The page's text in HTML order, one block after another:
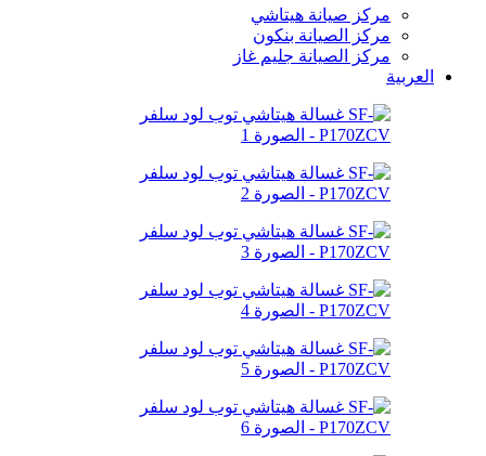
مركز صيانة هيتاشي
مركز الصيانة بنكون
مركز الصيانة جليم غاز
العربية